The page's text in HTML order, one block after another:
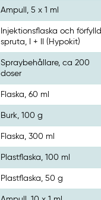
Ampull, 5 x 1 ml
Injektionsflaska och förfylld
spruta, I + II (Hypokit)
Spraybehållare, ca 200
doser
Flaska, 60 ml
Burk, 100 g
Flaska, 300 ml
Plastflaska, 100 ml
Plastflaska, 50 g